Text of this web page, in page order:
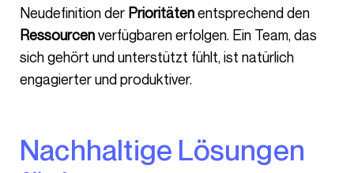
Neudefinition der Prioritätenentsprechend den
Ressourcenverfügbaren erfolgen. Ein Team, das
sich gehört und unterstützt fühlt, ist natürlich
engagierter und produktiver.
Nachhaltige Lösungen